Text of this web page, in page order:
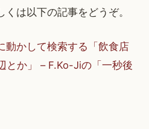
は以下の記事をどうぞ。
動かして検索する「飲食店
とか」 – F.Ko-Jiの「一秒後